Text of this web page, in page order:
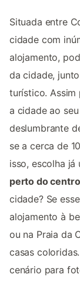
Situada entre
cidade com
alojamento,
da cidade,
turístico. Assim
a cidade ao
deslumbrante
se a cerca de
isso, escolha
perto do
cidade? Se
alojamento à
ou na Praia da
casas
cenário para